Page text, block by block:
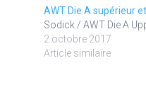
AWT Die A supérieur
Sodick / AWT Die A
2 octobre 2017
Article similaire